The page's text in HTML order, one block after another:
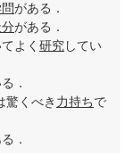
がある．
がある．
よく 研究してい
．
驚くべき 力持ちで
．